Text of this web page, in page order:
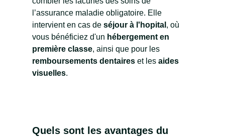
l’assurance maladie obligatoire. Elle
intervient en cas de séjour à l'hopital , où
vous bénéficiez d'un hébergement en
première classe, ainsi que pour les
remboursements dentaires et les aides
visuelles.
Quels sont les avantages du